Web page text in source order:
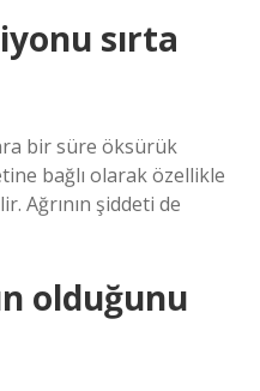
sırta
bir süre öksürük
bağlı olarak özellikle
Ağrının şiddeti de
olduğunu